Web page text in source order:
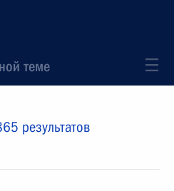
теме
результатов